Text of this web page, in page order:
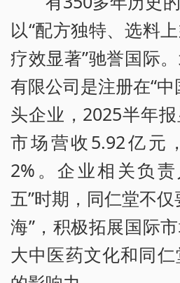
以“配方独特、选料
疗效显著”驰誉国际
有限公司是注册在“
头企业，2025半年
市场营收5.92亿元
2%。企业相关负
五”时期，同仁堂不仅
海”，积极拓展国际
大中医药文化和同